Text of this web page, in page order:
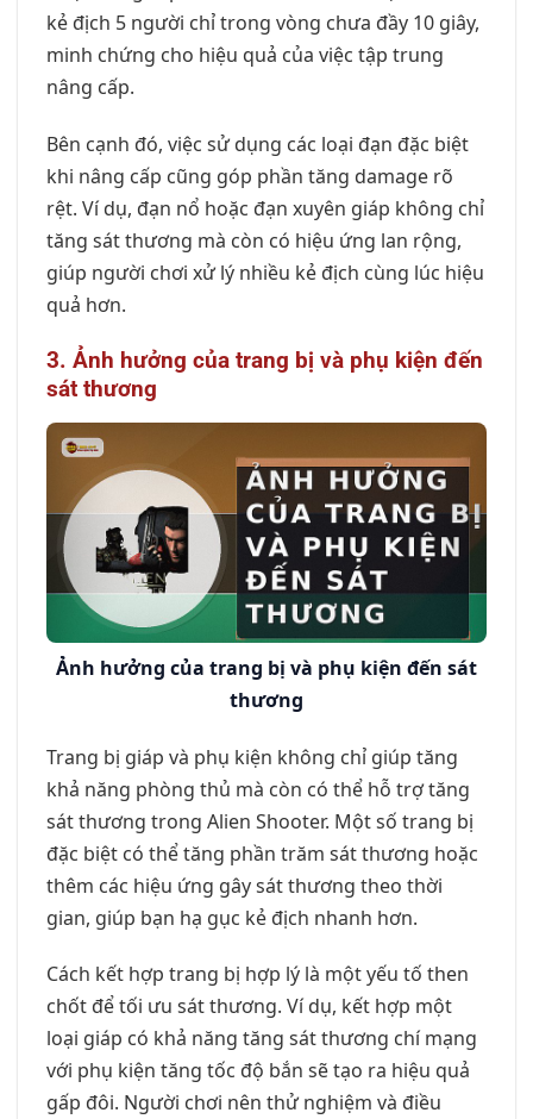
kẻ địch 5 người chỉ trong vòng chưa đầy 10 giây,
minh chứng cho hiệu quả của việc tập trung
nâng cấp.
Bên cạnh đó, việc sử dụng các loại đạn đặc biệt
khi nâng cấp cũng góp phần tăng damage rõ
rệt. Ví dụ, đạn nổ hoặc đạn xuyên giáp không chỉ
tăng sát thương mà còn có hiệu ứng lan rộng,
giúp người chơi xử lý nhiều kẻ địch cùng lúc hiệu
quả hơn.
3. Ảnh hưởng của trang bị và phụ kiện đến
sát thương
Ảnh hưởng của trang bị và phụ kiện đến sát
thương
Trang bị giáp và phụ kiện không chỉ giúp tăng
khả năng phòng thủ mà còn có thể hỗ trợ tăng
sát thương trong Alien Shooter. Một số trang bị
đặc biệt có thể tăng phần trăm sát thương hoặc
thêm các hiệu ứng gây sát thương theo thời
gian, giúp bạn hạ gục kẻ địch nhanh hơn.
Cách kết hợp trang bị hợp lý là một yếu tố then
chốt để tối ưu sát thương. Ví dụ, kết hợp một
loại giáp có khả năng tăng sát thương chí mạng
với phụ kiện tăng tốc độ bắn sẽ tạo ra hiệu quả
gấp đôi. Người chơi nên thử nghiệm và điều